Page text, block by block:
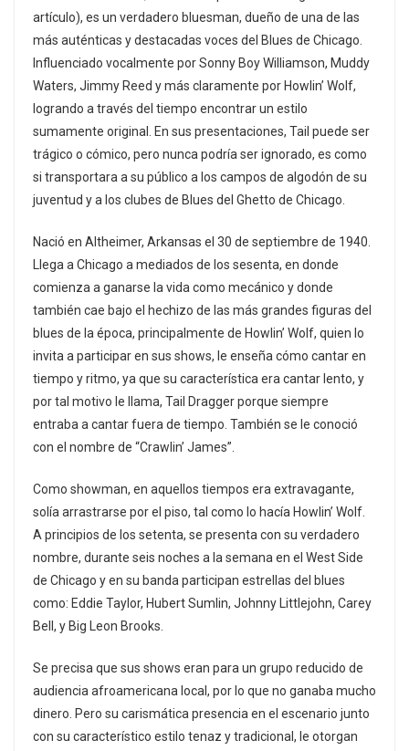
artículo), es un verdadero bluesman, dueño de una de las
más auténticas y destacadas voces del Blues de Chicago.
Influenciado vocalmente por Sonny Boy Williamson, Muddy
Waters, Jimmy Reed y más claramente por Howlin’ Wolf,
logrando a través del tiempo encontrar un estilo
sumamente original. En sus presentaciones, Tail puede ser
trágico o cómico, pero nunca podría ser ignorado, es como
si transportara a su público a los campos de algodón de su
juventud y a los clubes de Blues del Ghetto de Chicago.
Nació en Altheimer, Arkansas el 30 de septiembre de 1940.
Llega a Chicago a mediados de los sesenta, en donde
comienza a ganarse la vida como mecánico y donde
también cae bajo el hechizo de las más grandes figuras del
blues de la época, principalmente de Howlin’ Wolf, quien lo
invita a participar en sus shows, le enseña cómo cantar en
tiempo y ritmo, ya que su característica era cantar lento, y
por tal motivo le llama, Tail Dragger porque siempre
entraba a cantar fuera de tiempo. También se le conoció
con el nombre de “Crawlin’ James”.
Como showman, en aquellos tiempos era extravagante,
solía arrastrarse por el piso, tal como lo hacía Howlin’ Wolf.
A principios de los setenta, se presenta con su verdadero
nombre, durante seis noches a la semana en el West Side
de Chicago y en su banda participan estrellas del blues
como: Eddie Taylor, Hubert Sumlin, Johnny Littlejohn, Carey
Bell, y Big Leon Brooks.
Se precisa que sus shows eran para un grupo reducido de
audiencia afroamericana local, por lo que no ganaba mucho
dinero. Pero su carismática presencia en el escenario junto
con su característico estilo tenaz y tradicional, le otorgan